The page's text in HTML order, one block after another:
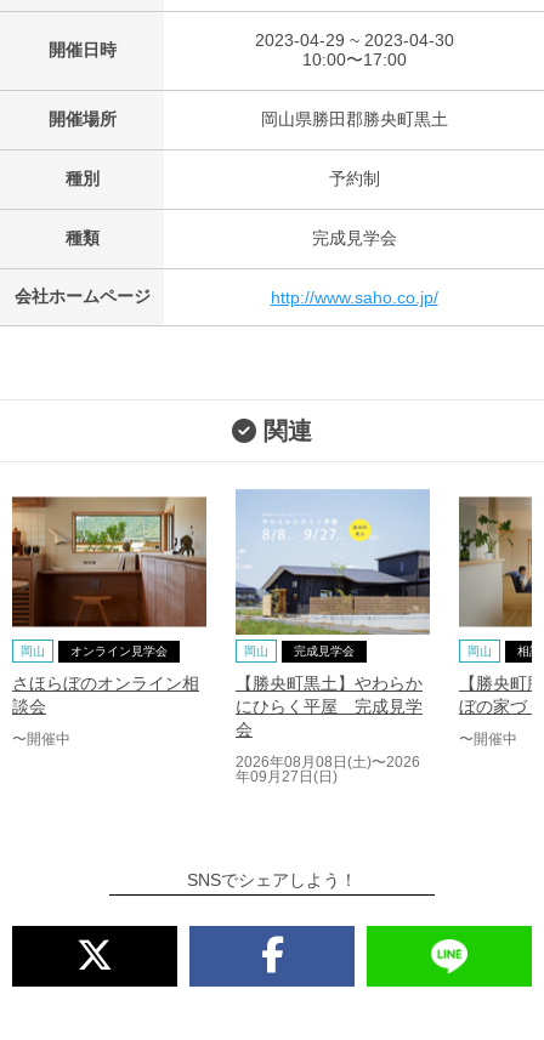
開催日時
2023-04-29 ~ 2023-04-30
10:00〜17:00
開催場所 岡山県勝田郡勝央町黒土
種別 予約制
種類 完成見学会
会社ホームページ http://www.saho.co.jp/
関連
岡山 オンライン見学会
さほらぼのオンライン相
談会
〜開催中
岡山 完成見学会
【勝央町黒土】やわらか
にひらく平屋 完成見学
会
2026年08月08日(土)〜2026
年09月27日(日)
岡山 相談
【勝央町
ぼの家づ
〜開催中
SNSでシェアしよう！